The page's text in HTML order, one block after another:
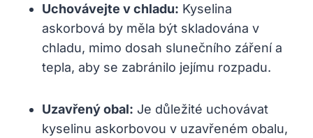
Uchovávejte v chladu: Kyselina
askorbová by měla být skladována v
chladu, mimo dosah slunečního záření a
tepla, aby se zabránilo jejímu rozpadu.
Uzavřený obal: Je důležité uchovávat
kyselinu askorbovou v uzavřeném obalu,